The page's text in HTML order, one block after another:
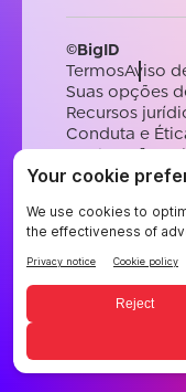
©BigID
TermosAviso
Suas opções
Recursos
Conduta e
Declaração
EnglishGerman